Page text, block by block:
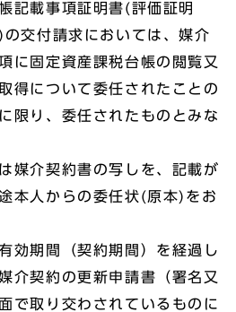
記載事項証明書(評価証明
交付請求においては、媒介
に固定資産課税台帳の閲覧又
得について委任されたことの
限り、委任されたものとみな
媒介契約書の写しを、記載が
本人からの委任状(原本)をお
効期間（契約期間）を経過し
介契約の更新申請書（署名又
で取り交わされているものに